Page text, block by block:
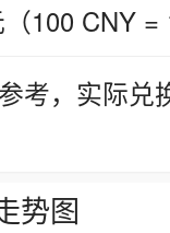
100 CNY =
考，实际
势图